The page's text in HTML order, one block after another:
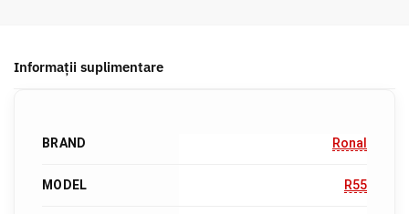
Informații suplimentare
BRAND Ronal
MODEL R55